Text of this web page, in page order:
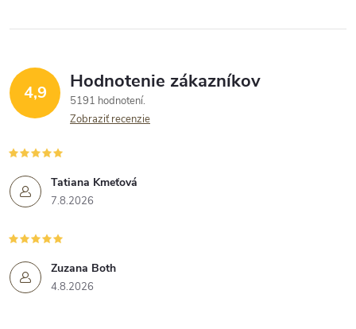
4,9 Hodnotenie zákazníkov
5191 hodnotení
Zobraziť recenzie
Tatiana Kmeťová
7.8.2026
Zuzana Both
4.8.2026